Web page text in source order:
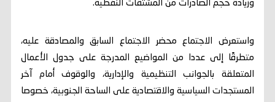
وزيادة حجم الصادرات من المشتقات النفطية.
واستعرض الاجتماع محضر الاجتماع السابق والمصادقة عليه،
متطرقًا إلى عددا من المواضيع المدرجة على جدول الأعمال
المتعلقة بالجوانب التنظيمية والإدارية، والوقوف أمام آخر
المستجدات السياسية والاقتصادية على الساحة الجنوبية، خصوصا